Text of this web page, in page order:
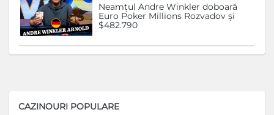
Neamțul Andre Winkler doboară
Euro Poker Millions Rozvadov și
$482.790
CAZINOURI POPULARE